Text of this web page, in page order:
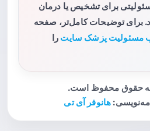
برای تشخیص یا درمان
برای توضیحات کامل‌تر، صفحه
مسئولیت پزشک سایت را
هانوفر آی تی